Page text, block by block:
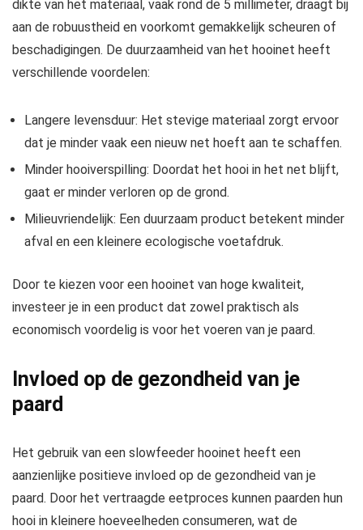
dikte van het materiaal, vaak rond de 5 millimeter, draagt bij
aan de robuustheid en voorkomt gemakkelijk scheuren of
beschadigingen. De duurzaamheid van het hooinet heeft
verschillende voordelen:
Langere levensduur: Het stevige materiaal zorgt ervoor
dat je minder vaak een nieuw net hoeft aan te schaffen.
Minder hooiverspilling: Doordat het hooi in het net blijft,
gaat er minder verloren op de grond.
Milieuvriendelijk: Een duurzaam product betekent minder
afval en een kleinere ecologische voetafdruk.
Door te kiezen voor een hooinet van hoge kwaliteit,
investeer je in een product dat zowel praktisch als
economisch voordelig is voor het voeren van je paard.
Invloed op de gezondheid van je
paard
Het gebruik van een slowfeeder hooinet heeft een
aanzienlijke positieve invloed op de gezondheid van je
paard. Door het vertraagde eetproces kunnen paarden hun
hooi in kleinere hoeveelheden consumeren, wat de